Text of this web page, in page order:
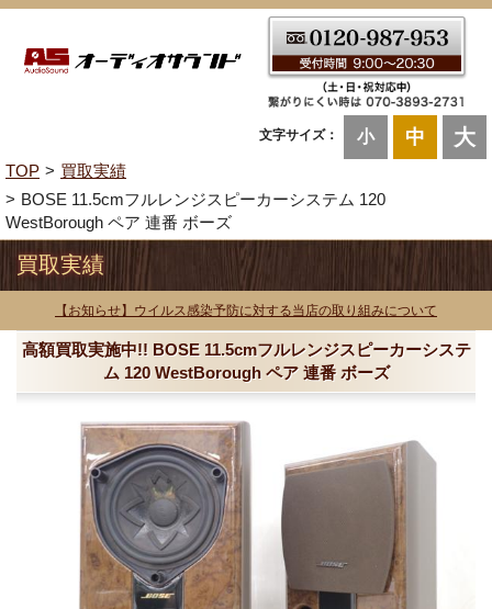
文字サイズ： 小 中 大
TOP
買取実績
BOSE 11.5cmフルレンジスピーカーシステム 120
WestBorough ペア 連番 ボーズ
買取実績
【お知らせ】ウイルス感染予防に対する当店の取り組みについて
高額買取実施中!! BOSE 11.5cmフルレンジスピーカーシステ
ム 120 WestBorough ペア 連番 ボーズ